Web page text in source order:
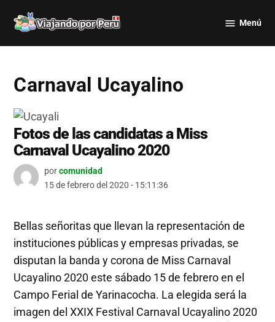
por Perú
Menú
Carnaval Ucayalino
Fotos de las candidatas a Miss
Carnaval Ucayalino 2020
porcomunidad
15 de febrero del 2020 - 15:11:36
Bellas señoritas que llevan la representación de
instituciones públicas y empresas privadas, se
disputan la banda y corona de Miss Carnaval
Ucayalino 2020 este sábado 15 de febrero en el
Campo Ferial de Yarinacocha. La elegida será la
imagen del XXIX Festival Carnaval Ucayalino 2020